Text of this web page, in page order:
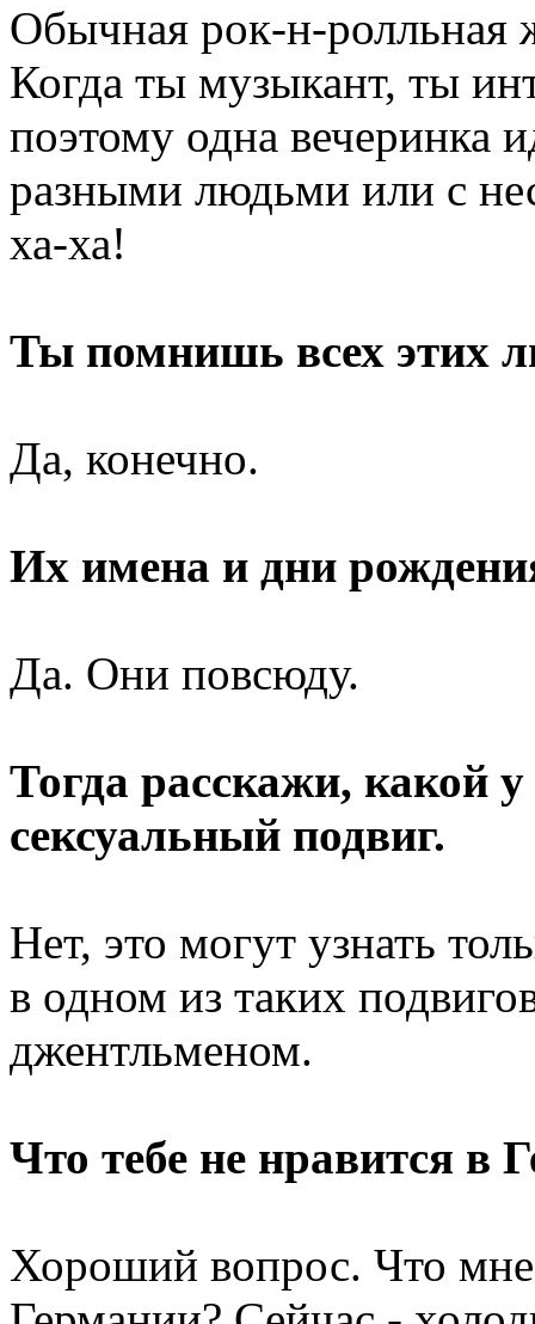
Обычная рок-н-ролльная
Когда ты музыкант, ты
поэтому одна вечеринка
разными людьми или с
ха-ха!
Ты помнишь всех этих
Да, конечно.
Их имена и дни
Да. Они повсюду.
Тогда расскажи, какой
сексуальный подвиг.
Нет, это могут узнать
в одном из таких
джентльменом.
Что тебе не нравится в
Хороший вопрос. Что